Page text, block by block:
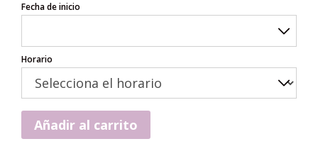
Fecha de inicio
Horario
Añadir al carrito